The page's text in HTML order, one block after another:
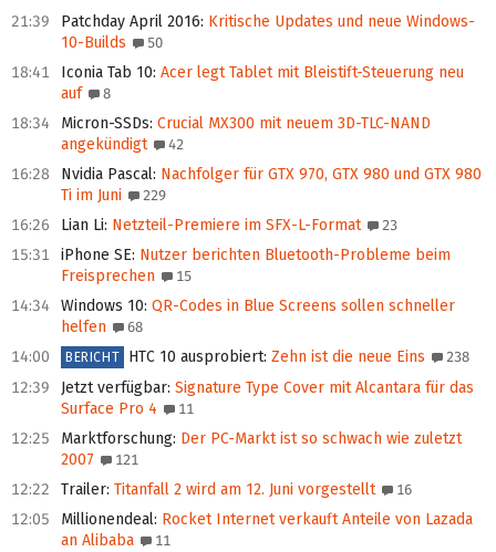
21:39
Patchday April 2016: Kritische Updates und neue Windows-
10-Builds
50
18:41 Iconia Tab 10: Acer legt Tablet mit Bleistift-Steuerung neu
auf
8
18:34 Micron-SSDs: Crucial MX300 mit neuem 3D-TLC-NAND
angekündigt
42
16:28 Nvidia Pascal: Nachfolger für GTX 970, GTX 980 und GTX 980
Ti im Juni
229
16:26 Lian Li: Netzteil-Premiere im SFX-L-Format 23
15:31 iPhone SE: Nutzer berichten Bluetooth-Probleme beim
Freisprechen
15
14:34 Windows 10: QR-Codes in Blue Screens sollen schneller
helfen
68
14:00 BERICHT HTC 10 ausprobiert: Zehn ist die neue Eins 238
12:39 Jetzt verfügbar: Signature Type Cover mit Alcantara für das
Surface Pro 4
11
12:25 Marktforschung: Der PC-Markt ist so schwach wie zuletzt
2007
121
12:22 Trailer: Titanfall 2 wird am 12. Juni vorgestellt 16
12:05 Millionendeal: Rocket Internet verkauft Anteile von Lazada
an Alibaba
11